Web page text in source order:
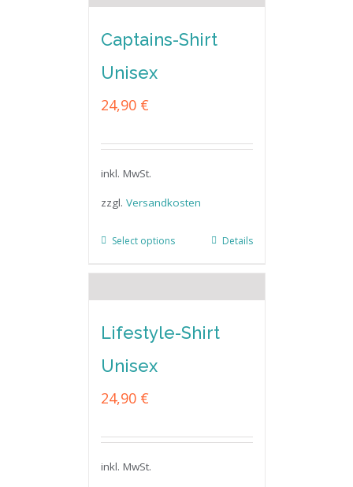
Captains-Shirt
Unisex
24,90 €
inkl. MwSt.
zzgl. Versandkosten
Select options Details
Lifestyle-Shirt
Unisex
24,90 €
inkl. MwSt.